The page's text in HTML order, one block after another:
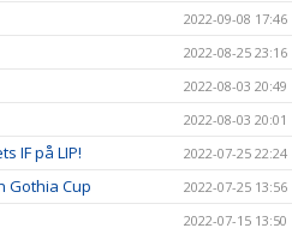
2022-09-08 17:46
2022-08-25 23:16
2022-08-03 20:49
2022-08-03 20:01
IF på LIP! 2022-07-25 22:24
Gothia Cup
2022-07-25 13:56
2022-07-15 13:50